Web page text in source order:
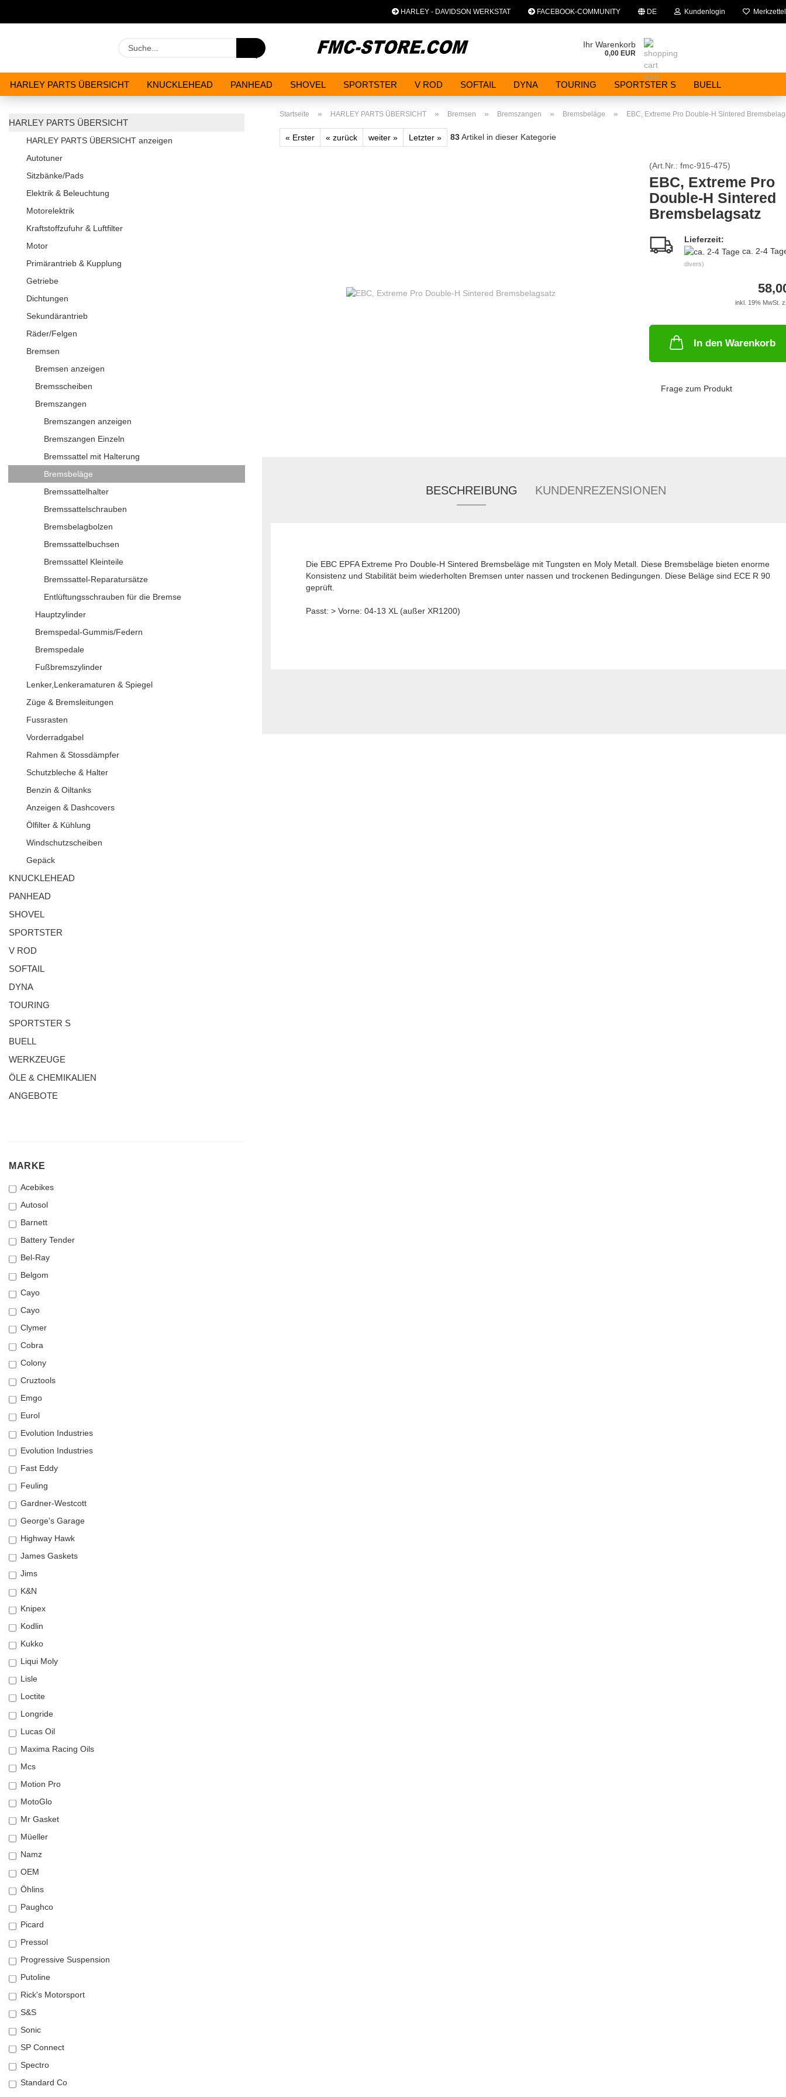
HARLEY - DAVIDSON WERKSTAT FACEBOOK-COMMUNITY DE Kundenlogin Merkzettel
Suche... Ihr Warenkorb
0,00 EUR
HARLEY PARTS ÜBERSICHT KNUCKLEHEAD PANHEAD SHOVEL SPORTSTER V ROD SOFTAIL DYNA TOURING SPORTSTER S BUELL
Startseite » HARLEY PARTS ÜBERSICHT » Bremsen » Bremszangen » Bremsbeläge » EBC, Extreme Pro Double-H Sintered
« Erster « zurück weiter » Letzter » 83Artikel in dieser Kategorie
(Art.Nr.: fmc-915-475)
EBC, Extreme Pro
Double-H Sintered
Bremsbelagsatz
Lieferzeit:
ca. 2-4
divers)
inkl. 19% MwSt.
In den Warenkorb
Frage zum Produkt
BESCHREIBUNG KUNDENREZENSIONEN
Die EBC EPFA Extreme Pro Double-H Sintered Bremsbeläge mit Tungsten en Moly Metall. Diese Bremsbeläge bieten enorme
Konsistenz und Stabilität beim wiederholten Bremsen unter nassen und trockenen Bedingungen. Diese Beläge sind ECE R 90
geprüft.
Passt: > Vorne: 04-13 XL (außer XR1200)
HARLEY PARTS ÜBERSICHT
HARLEY PARTS ÜBERSICHT anzeigen
Autotuner
Sitzbänke/Pads
Elektrik & Beleuchtung
Motorelektrik
Kraftstoffzufuhr & Luftfilter
Motor
Primärantrieb & Kupplung
Getriebe
Dichtungen
Sekundärantrieb
Räder/Felgen
Bremsen
Bremsen anzeigen
Bremsscheiben
Bremszangen
Bremszangen anzeigen
Bremszangen Einzeln
Bremssattel mit Halterung
Bremsbeläge
Bremssattelhalter
Bremssattelschrauben
Bremsbelagbolzen
Bremssattelbuchsen
Bremssattel Kleinteile
Bremssattel-Reparatursätze
Entlüftungsschrauben für die Bremse
Hauptzylinder
Bremspedal-Gummis/Federn
Bremspedale
Fußbremszylinder
Lenker,Lenkeramaturen & Spiegel
Züge & Bremsleitungen
Fussrasten
Vorderradgabel
Rahmen & Stossdämpfer
Schutzbleche & Halter
Benzin & Oiltanks
Anzeigen & Dashcovers
Ölfilter & Kühlung
Windschutzscheiben
Gepäck
KNUCKLEHEAD
PANHEAD
SHOVEL
SPORTSTER
V ROD
SOFTAIL
DYNA
TOURING
SPORTSTER S
BUELL
WERKZEUGE
ÖLE & CHEMIKALIEN
ANGEBOTE
MARKE
MARKE
Acebikes
Autosol
Barnett
Battery Tender
Bel-Ray
Belgom
Cayo
Cayo
Clymer
Cobra
Colony
Cruztools
Emgo
Eurol
Evolution Industries
Evolution Industries
Fast Eddy
Feuling
Gardner-Westcott
George's Garage
Highway Hawk
James Gaskets
Jims
K&N
Knipex
Kodlin
Kukko
Liqui Moly
Lisle
Loctite
Longride
Lucas Oil
Maxima Racing Oils
Mcs
Motion Pro
MotoGlo
Mr Gasket
Müeller
Namz
OEM
Öhlins
Paughco
Picard
Pressol
Progressive Suspension
Putoline
Rick's Motorsport
S&S
Sonic
SP Connect
Spectro
Standard Co